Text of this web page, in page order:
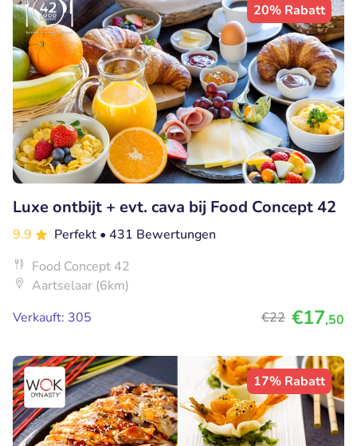
20% Rabatt
Luxe ontbijt + evt. cava bij Food Concept 42
9.9 Perfekt • 431 Bewertungen
Food Concept 42
Aartselaar (6km)
Verkauft: 305
€22 €17,50
17% Rabatt